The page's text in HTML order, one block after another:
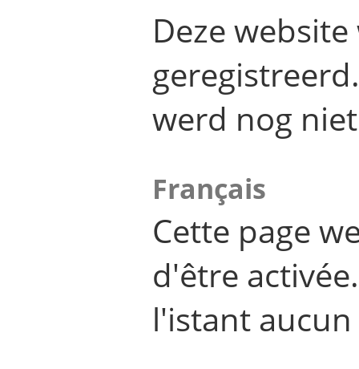
Deze
werd nog
Français
Cette page
d'être
l'istant